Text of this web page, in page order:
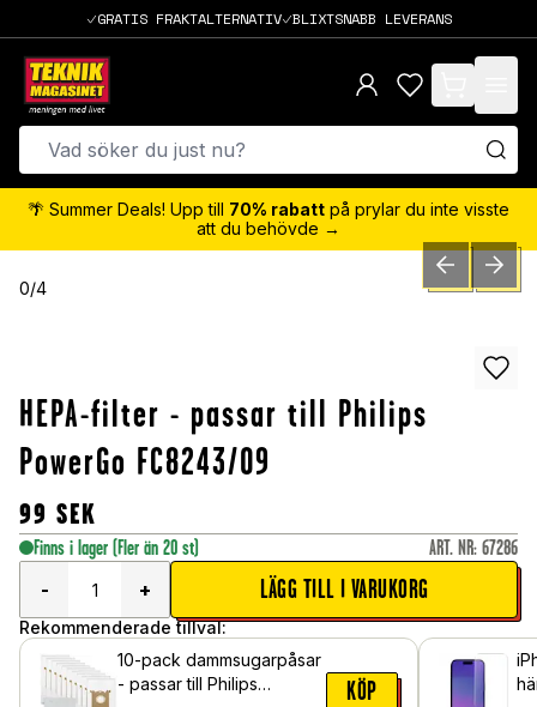
GRATIS FRAKTALTERNATIV BLIXTSNABB LEVERANS
items in cart,
🌴 Summer Deals! Upp till 70% rabatt på prylar du inte visste
att du behövde →
0/4 PREVIOUSNEXT
HEPA-filter - passar till Philips
PowerGo FC8243/09
99 SEK
Finns i lager (Fler än 20 st) ART. NR: 67286
-
+ LÄGG TILL I VARUKORG
Rekommenderade tillval:
10-pack dammsugarpåsar
- passar till Philips
KÖP